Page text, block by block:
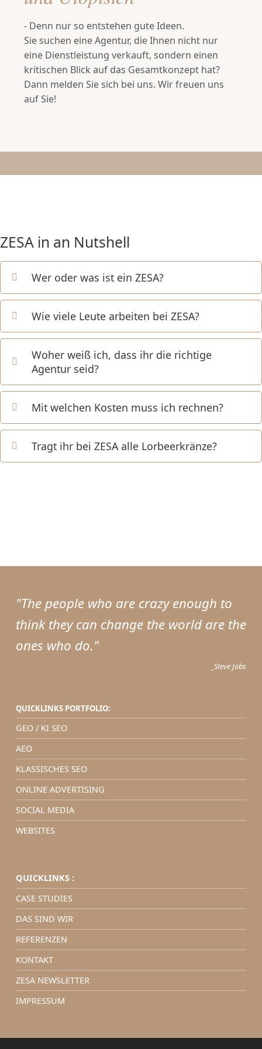
- Denn nur so entstehen gute Ideen.
Sie suchen eine Agentur, die Ihnen nicht nur
eine Dienstleistung verkauft, sondern einen
kritischen Blick auf das Gesamtkonzept hat?
Dann melden Sie sich bei uns. Wir freuen uns
auf Sie!
ZESA in an Nutshell
Wer oder was ist ein ZESA?
Wie viele Leute arbeiten bei ZESA?
Woher weiß ich, dass ihr die richtige
Agentur seid?
Mit welchen Kosten muss ich rechnen?
Tragt ihr bei ZESA alle Lorbeerkränze?
Skip back to main navigation
"The people who are crazy enough to
think they can change the world are the
ones who do."
_Steve Jobs
QUICKLINKS PORTFOLIO:
GEO / KI SEO
AEO
KLASSISCHES SEO
ONLINE ADVERTISING
SOCIAL MEDIA
WEBSITES
QUICKLINKS :
CASE STUDIES
DAS SIND WIR
REFERENZEN
KONTAKT
ZESA NEWSLETTER
IMPRESSUM